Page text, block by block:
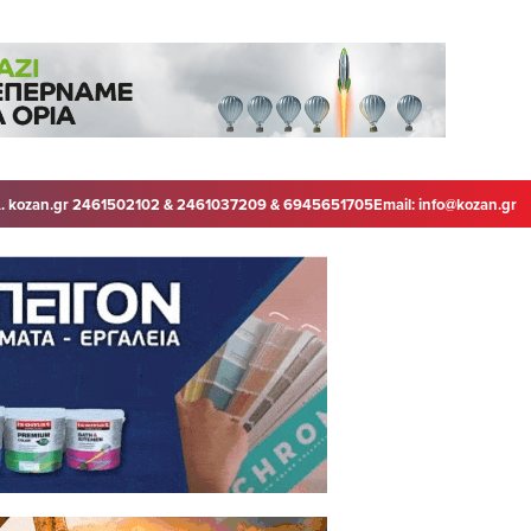
kozan.gr 2461502102 & 2461037209 & 6945651705Email:info@kozan.gr